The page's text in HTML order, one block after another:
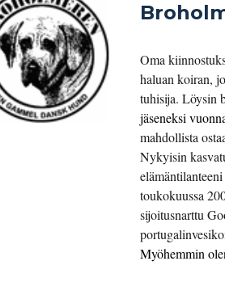
Oma
haluan koiran,
tuhisija. Löysin
jäseneksi
mahdollista
Nykyisin
toukokuussa
sijoitusnarttu
Myöhemmin